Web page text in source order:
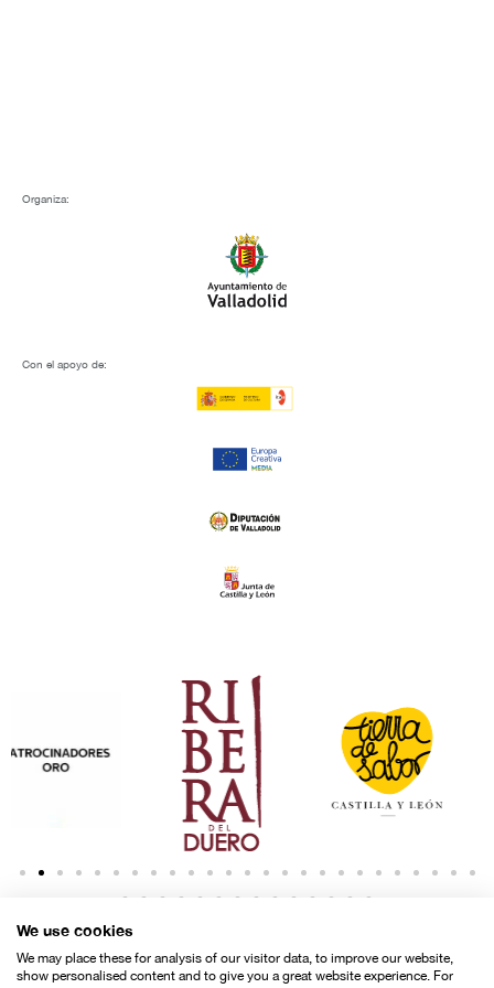
Organiza:
Con el apoyo de:
We use cookies
We may place these for analysis of our visitor data, to improve our website,
show personalised content and to give you a great website experience. For